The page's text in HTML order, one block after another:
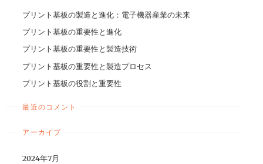
プリント基板の製造と進化：電子機器産業の未来
プリント基板の重要性と進化
プリント基板の重要性と製造技術
プリント基板の重要性と製造プロセス
プリント基板の役割と重要性
最近のコメント
アーカイブ
2024年7月